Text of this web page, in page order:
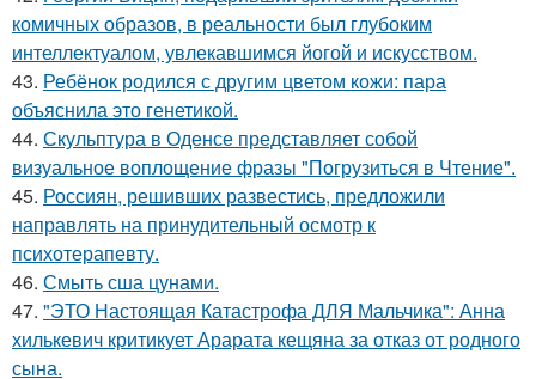
комичных образов, в реальности был глубоким
интеллектуалом, увлекавшимся йогой и искусством.
43. Ребёнок родился с другим цветом кожи: пара
объяснила это генетикой.
44. Скульптура в Оденсе представляет собой
визуальное воплощение фразы "Погрузиться в Чтение".
45. Россиян, решивших развестись, предложили
направлять на принудительный осмотр к
психотерапевту.
46. Смыть сша цунами.
47. "ЭТО Настоящая Катастрофа ДЛЯ Мальчика": Анна
хилькевич критикует Арарата кещяна за отказ от родного
сына.